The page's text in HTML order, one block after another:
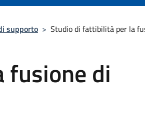
supporto > Studio di fattibilità per la
di